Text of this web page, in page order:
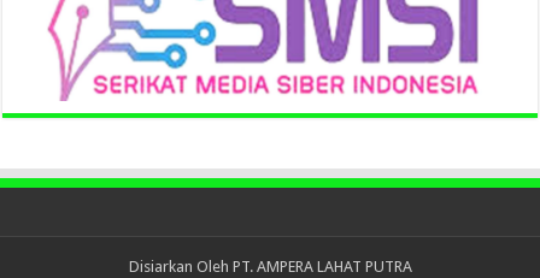
Disiarkan Oleh PT. AMPERA LAHAT PUTRA